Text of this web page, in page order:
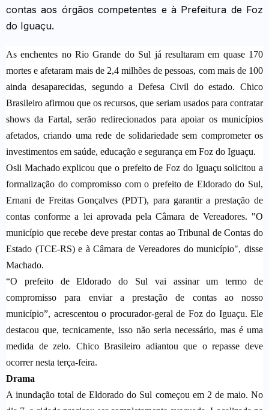
contas aos órgãos competentes e à Prefeitura de Foz
do Iguaçu.
As enchentes no Rio Grande do Sul já resultaram em quase 170
mortes e afetaram mais de 2,4 milhões de pessoas, com mais de 100
ainda desaparecidas, segundo a Defesa Civil do estado. Chico
Brasileiro afirmou que os recursos, que seriam usados para contratar
shows da Fartal, serão redirecionados para apoiar os municípios
afetados, criando uma rede de solidariedade sem comprometer os
investimentos em saúde, educação e segurança em Foz do Iguaçu.
Osli Machado explicou que o prefeito de Foz do Iguaçu solicitou a
formalização do compromisso com o prefeito de Eldorado do Sul,
Ernani de Freitas Gonçalves (PDT), para garantir a prestação de
contas conforme a lei aprovada pela Câmara de Vereadores. "O
município que recebe deve prestar contas ao Tribunal de Contas do
Estado (TCE-RS) e à Câmara de Vereadores do município", disse
Machado.
“O prefeito de Eldorado do Sul vai assinar um termo de
compromisso para enviar a prestação de contas ao nosso
município”, acrescentou o procurador-geral de Foz do Iguaçu. Ele
destacou que, tecnicamente, isso não seria necessário, mas é uma
medida de zelo. Chico Brasileiro adiantou que o repasse deve
ocorrer nesta terça-feira.
Drama
A inundação total de Eldorado do Sul começou em 2 de maio. No